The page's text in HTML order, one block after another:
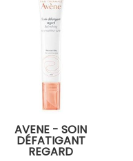
AVENE - SOIN
DÉFATIGANT
REGARD